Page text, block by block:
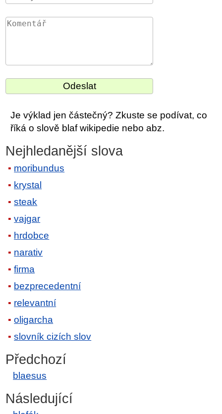
Je výklad jen částečný? Zkuste se podívat, co
říká o slově blaf wikipedie nebo abz.
Nejhledanější slova
moribundus
krystal
steak
vajgar
hrdobce
narativ
firma
bezprecedentní
relevantní
oligarcha
slovník cizích slov
Předchozí
blaesus
Následující